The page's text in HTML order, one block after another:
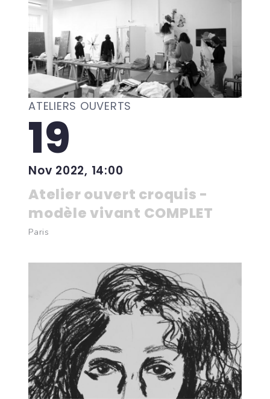
ATELIERS OUVERTS
19
Nov 2022, 14:00
Atelier ouvert croquis -
modèle vivant COMPLET
Paris